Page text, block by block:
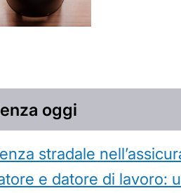
oggi
stradale
e datore di lavoro: